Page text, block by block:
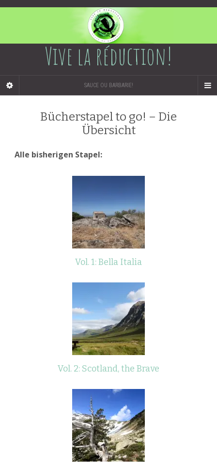
Vive la réduction!
SAUCE OU BARBARIE!
Bücherstapel to go! – Die
Übersicht
Alle bisherigen Stapel:
Vol. 1: Bella Italia
Vol. 2: Scotland, the Brave